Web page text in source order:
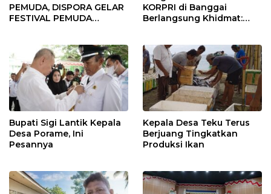
PEMUDA, DISPORA GELAR
FESTIVAL PEMUDA
KORPRI di Banggai
Berlangsung Khidmat:
Bupati Sigi Lantik Kepala
Desa Porame, Ini
Pesannya
Kepala Desa Teku Terus
Berjuang Tingkatkan
Produksi Ikan